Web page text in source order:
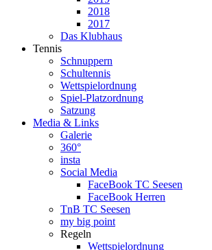
2018
2017
Das Klubhaus
Tennis
Schnuppern
Schultennis
Wettspielordnung
Spiel-Platzordnung
Satzung
Media & Links
Galerie
360°
insta
Social Media
FaceBook TC Seesen
FaceBook Herren
TnB TC Seesen
my big point
Regeln
Wettspielordnung